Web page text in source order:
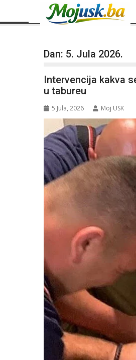
Dan: 5. Jula 2026.
Intervencija kakva
u tabureu
5 Jula, 2026 Moj USK